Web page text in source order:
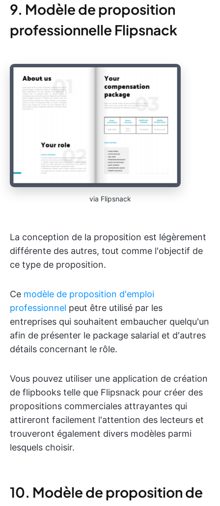
9. Modèle de proposition
professionnelle Flipsnack
via Flipsnack
La conception de la proposition est légèrement
différente des autres, tout comme l'objectif de
ce type de proposition.
Ce modèle de proposition d'emploi
professionnel peut être utilisé par les
entreprises qui souhaitent embaucher quelqu'un
afin de présenter le package salarial et d'autres
détails concernant le rôle.
Vous pouvez utiliser une application de création
de flipbooks telle que Flipsnack pour créer des
propositions commerciales attrayantes qui
attireront facilement l'attention des lecteurs et
trouveront également divers modèles parmi
lesquels choisir.
10. Modèle de proposition de